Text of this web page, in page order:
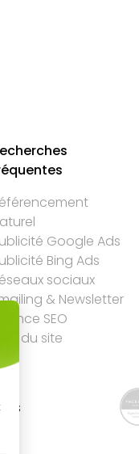
Google Ads
Bing Ads
sociaux
& Newsletter
Agence SEO
Plan du site